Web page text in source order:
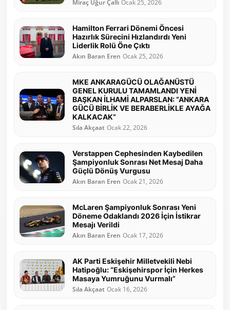
Miraç Uğur Çallı Ocak 25, 2026
Hamilton Ferrari Dönemi Öncesi
Hazırlık Sürecini Hızlandırdı Yeni
Liderlik Rolü Öne Çıktı
Akın Baran Eren Ocak 25, 2026
MKE ANKARAGÜCÜ OLAĞANÜSTÜ
GENEL KURULU TAMAMLANDI YENİ
BAŞKAN İLHAMİ ALPARSLAN: “ANKARA
GÜCÜ BİRLİK VE BERABERLİKLE AYAĞA
KALKACAK”
Sıla Akçaat Ocak 22, 2026
Verstappen Cephesinden Kaybedilen
Şampiyonluk Sonrası Net Mesaj Daha
Güçlü Dönüş Vurgusu
Akın Baran Eren Ocak 21, 2026
McLaren Şampiyonluk Sonrası Yeni
Döneme Odaklandı 2026 İçin İstikrar
Mesajı Verildi
Akın Baran Eren Ocak 17, 2026
AK Parti Eskişehir Milletvekili Nebi
Hatipoğlu: “Eskişehirspor İçin Herkes
Masaya Yumruğunu Vurmalı”
Sıla Akçaat Ocak 16, 2026